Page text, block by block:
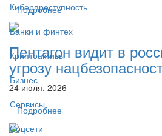
Киберпреступность
Банки и финтех
Криптоактивы
Бизнес
Сервисы
Соцсети
Подробнее
Пентагон видит в
угрозу
24 июля, 2026
Подробнее